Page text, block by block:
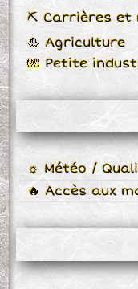
⛏ Carrières et
🎍 Agriculture
🧤 Petite
☼ Météo /
🔥 Accès aux